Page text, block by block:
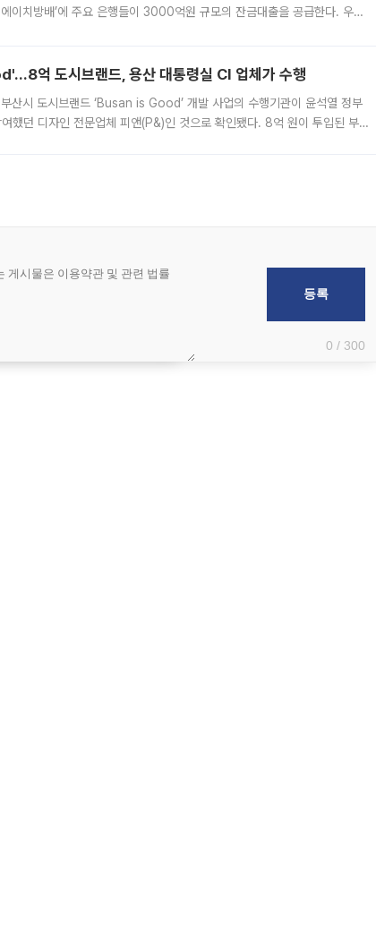
이치방배’에 주요 은행들이 3000억원 규모의 잔금대출을 공급한다. 우리
억 도시브랜드, 용산 대통령실 CI 업체가 수행
산시 도시브랜드 ‘Busan is Good’ 개발 사업의 수행기관이 윤석열 정부
했던 디자인 전문업체 피앤(P&)인 것으로 확인됐다. 8억 원이 투입된 부산
0 / 300